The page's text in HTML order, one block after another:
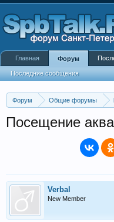
Форум Общие форумы
Посещение
Verbal
New Member
Главная Форум
Последние сообщения